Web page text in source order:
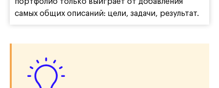
самых общих описаний: цели, задачи, результат.